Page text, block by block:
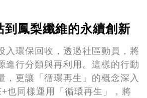
到鳳梨纖維的永續創新
入環保回收，透過社區動員，將
進行分類與再利用。這樣的行動
，更讓「循環再生」的概念深入
也同樣運用
「循環再生」，將